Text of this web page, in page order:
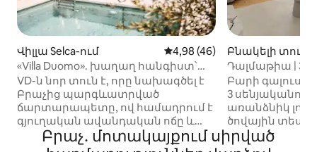
Վիլլա Selca-ում Միջին վարկանիշը՝ 5-ից
4,98 (46)
«Villa Duomo». խաղաղ հանգիստ՝
լողավազանով
VD-ն նոր տուն է, որը նախագծել է
Բրաչից պարգևատրված
ճարտարապետը, ով համադրում է
գյուղական ավանդական ոճը և
քաղաքային արդյունաբերական
ոճը ծովի, գյուղի և լեռների
Բնակելի տուն
Դալմաթիա | 3
Լողավազան |
Բարի գալուստ
3 սենյականոց
առանձնիկ
ծովային
ժամանակակից
լիակատար
Բրաչ․ մոտակայքում սիրված